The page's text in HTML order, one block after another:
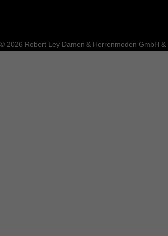
© 2026 Robert Ley Damen & Herrenmoden GmbH &